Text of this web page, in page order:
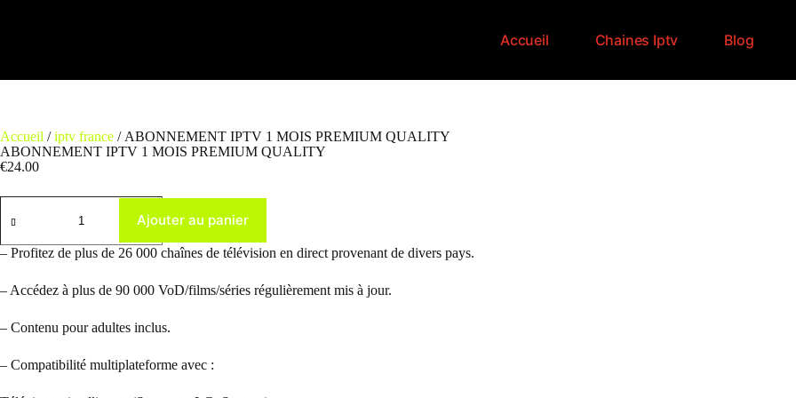
Accueil Chaines Iptv Blog
Accueil /iptv france / ABONNEMENT IPTV 1 MOIS PREMIUM QUALITY
ABONNEMENT IPTV 1 MOIS PREMIUM QUALITY
€24.00
Ajouter au panier
– Profitez de plus de 26 000 chaînes de télévision en direct provenant de divers pays.
– Accédez à plus de 90 000 VoD/films/séries régulièrement mis à jour.
– Contenu pour adultes inclus.
– Compatibilité multiplateforme avec :